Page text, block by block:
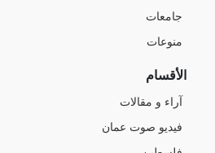
جامعات
منوعات
الأقسام
آراء و مقالات
فيديو صوت عمان